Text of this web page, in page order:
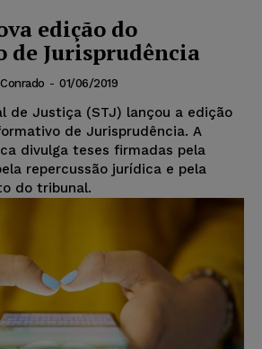
edição do
Jurisprudência
- 01/06/2019
de Justiça (STJ) lançou a edição
de Jurisprudência. A
divulga teses firmadas pela
do tribunal.